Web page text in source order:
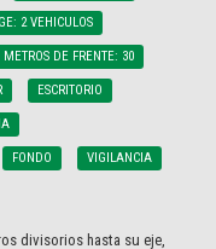
2 VEHICULOS
METROS DE FRENTE: 30
ESCRITORIO
FONDO VIGILANCIA
divisorios hasta su eje,